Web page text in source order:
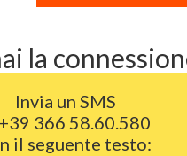
la
Invia un SMS
+39 366 58.60.580
il seguente testo: